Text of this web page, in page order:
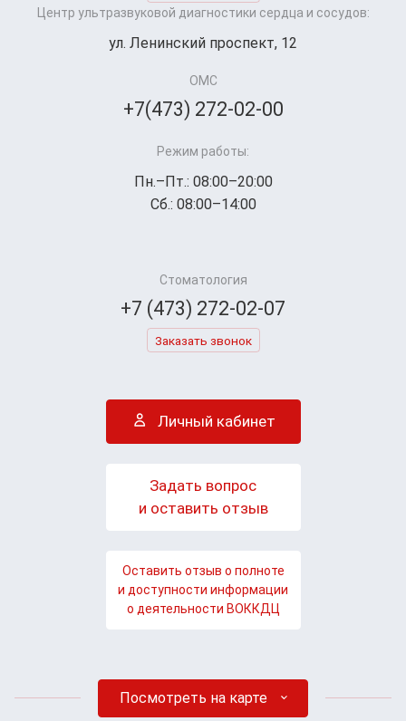
Центр ультразвуковой диагностики сердца и сосудов:
ул. Ленинский проспект, 12
ОМС
+7(473) 272-02-00
Режим работы:
Пн.–Пт.: 08:00–20:00
Сб.: 08:00–14:00
Стоматология
+7 (473) 272-02-07
Заказать звонок
Личный кабинет
Задать вопрос
и оставить отзыв
Оставить отзыв о полноте
и доступности информации
о деятельности ВОККДЦ
Посмотреть на карте